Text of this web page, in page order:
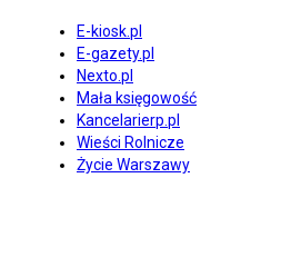
E-kiosk.pl
E-gazety.pl
Nexto.pl
Mała księgowość
Kancelarierp.pl
Wieści Rolnicze
Życie Warszawy